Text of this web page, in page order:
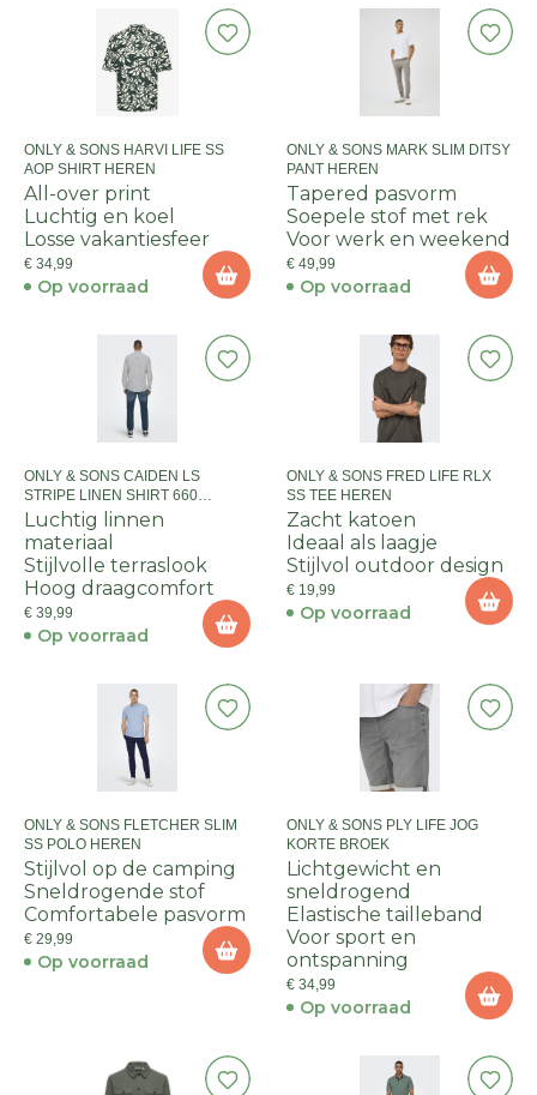
ONLY & SONS HARVI LIFE SS
AOP SHIRT HEREN
All-over print
Luchtig en koel
Losse vakantiesfeer
€ 34,99
Op voorraad
ONLY & SONS MARK SLIM DITSY
PANT HEREN
Tapered pasvorm
Soepele stof met rek
Voor werk en weekend
€ 49,99
Op voorraad
ONLY & SONS CAIDEN LS
STRIPE LINEN SHIRT 660
HEREN
Luchtig linnen
materiaal
Stijlvolle terraslook
Hoog draagcomfort
€ 39,99
Op voorraad
ONLY & SONS FRED LIFE RLX
SS TEE HEREN
Zacht katoen
Ideaal als laagje
Stijlvol outdoor design
€ 19,99
Op voorraad
ONLY & SONS FLETCHER SLIM
SS POLO HEREN
Stijlvol op de camping
Sneldrogende stof
Comfortabele pasvorm
€ 29,99
Op voorraad
ONLY & SONS PLY LIFE JOG
KORTE BROEK
Lichtgewicht en
sneldrogend
Elastische tailleband
Voor sport en
ontspanning
€ 34,99
Op voorraad